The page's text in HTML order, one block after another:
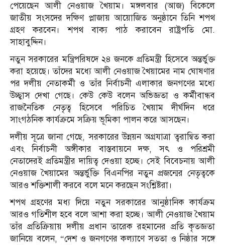
পেয়েছেন আলী নেওয়াজ খৈয়াম। মঙ্গলবার (আজ) বিকেলে
জাতীয় সংসদের দক্ষিণ প্লাজায় আয়োজিত অনুষ্ঠানে তিনি শপথ
গ্রহণ করবেন। শপথ বাক্য পাঠ করাবেন রাষ্ট্রপতি মো.
সাহাবুদ্দিন।
নতুন সরকারের মন্ত্রিপরিষদে ২৪ জনকে প্রতিমন্ত্রী হিসেবে অন্তর্ভুক্ত
করা হয়েছে। তাঁদের মধ্যে আলী নেওয়াজ খৈয়ামের নাম ঘোষণার
পর দলীয় নেতাকর্মী ও তাঁর নির্বাচনী এলাকার জনগণের মধ্যে
উচ্ছ্বাস দেখা গেছে। কেউ কেউ বলেন অভিজ্ঞতা ও কর্মীবান্ধব
রাজনৈতিক নেতৃত্ব হিসেবে পরিচিত খৈয়াম দীর্ঘদিন ধরে
সাংগঠনিক কার্যক্রমে সক্রিয় ভূমিকা পালন করে আসছেন।
দলীয় সূত্রে জানা গেছে, সরকারের উন্নয়ন অগ্রযাত্রা ত্বরান্বিত করা
এবং নির্বাচনী অঙ্গীকার বাস্তবায়নে দক্ষ, সৎ ও পরিশ্রমী
নেতাদেরই প্রতিমন্ত্রীর দায়িত্ব দেওয়া হচ্ছে। সেই বিবেচনায় আলী
নেওয়াজ খৈয়ামের অন্তর্ভুক্তি বিএনপির নতুন প্রজন্মের নেতৃত্বকে
আরও শক্তিশালী করবে বলে মনে করছেন সংশ্লিষ্টরা।
শপথ গ্রহণের মধ্য দিয়ে নতুন সরকারের আনুষ্ঠানিক কার্যক্রম
আরও গতিশীল হবে বলে আশা করা হচ্ছে। আলী নেওয়াজ খৈয়াম
তাঁর প্রতিক্রিয়ায় দলীয় প্রধান তারেক রহমানের প্রতি কৃতজ্ঞতা
জানিয়ে বলেন, “দেশ ও জনগণের কল্যাণে সততা ও নিষ্ঠার সঙ্গে